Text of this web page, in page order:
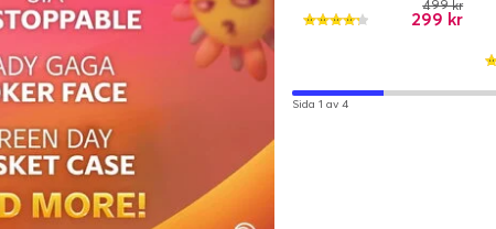
299 kr
499 kr
Sida 1 av 4